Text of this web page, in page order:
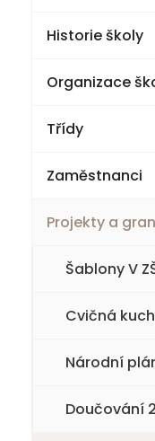
Historie školy
Organizace
Třídy
2025-26
1. třída
2. třída
3. třída
4. třída
5. třída
Zaměstnanci
Projekty a
Šablony V
Cvičná
Národní
Doučování